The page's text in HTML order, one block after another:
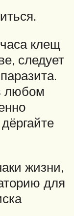
клещ
следует
любом
жизни,
для